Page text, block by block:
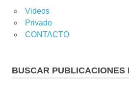
Videos
Privado
CONTACTO
BUSCAR PUBLICACIONES